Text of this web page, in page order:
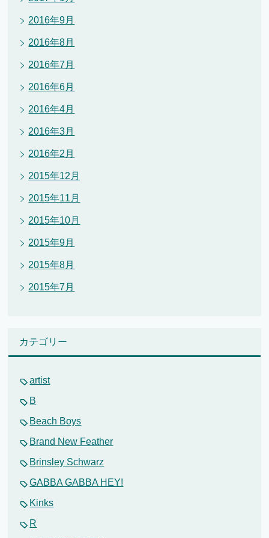
2016年9月
2016年8月
2016年7月
2016年6月
2016年4月
2016年3月
2016年2月
2015年12月
2015年11月
2015年10月
2015年9月
2015年8月
2015年7月
カテゴリー
artist
B
Beach Boys
Brand New Feather
Brinsley Schwarz
GABBA GABBA HEY!
Kinks
R